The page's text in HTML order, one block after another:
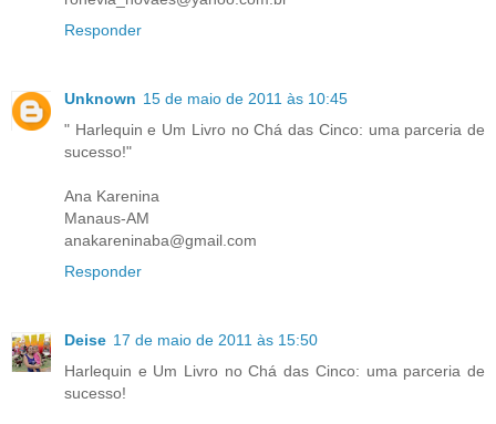
Responder
Unknown 15 de maio de 2011 às 10:45
" Harlequin e Um Livro no Chá das Cinco: uma parceria de
sucesso!"
Ana Karenina
Manaus-AM
anakareninaba@gmail.com
Responder
Deise 17 de maio de 2011 às 15:50
Harlequin e Um Livro no Chá das Cinco: uma parceria de
sucesso!